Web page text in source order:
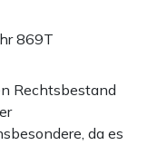
869T
Rechtsbestand
da es